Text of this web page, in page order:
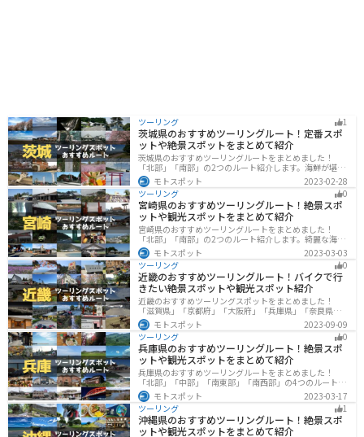
ツーリング 1
茨城県のおすすめツーリングルート！定番スポ
ットや絶景スポットをまとめて紹介
茨城県のおすすめツーリングルートをまとめました！
「北部」「南部」の2つのルート紹介します。海鮮が堪能
できる港や梅の景勝地、自然豊かな山々があるのでツー
リングにもってこいです。バイクで茨城県にツーリング
に行く際は参考にしてください。
モトスポット
2023-02-28
ツーリング
0
宮崎県のおすすめツーリングルート！絶景スポ
ットや観光スポットをまとめて紹介
宮崎県のおすすめツーリングルートをまとめました！
「北部」「南部」の2つのルート紹介します。綺麗な海岸
線が特徴的な海・自然豊かな山・趣のある神社を満喫す
るツーリングができます。バイクで宮崎県にツーリング
に行く際は参考にしてください。
モトスポット
2023-03-03
ツーリング
0
近畿のおすすめツーリングルート！バイクで行
きたい絶景スポットや観光スポット紹介
近畿のおすすめツーリングスポットをまとめました！
「滋賀県」「京都府」「大阪府」「兵庫県」「奈良県」
「和歌山」の各県の観光地紹介します。自然豊かな山々
や湖、温泉地が点在し、四季折々の景色を楽しめるスポ
ットが多数あります。バイクで近畿にツーリングに行く
際は参考にしてください。
モトスポット
2023-09-09
ツーリング
0
兵庫県のおすすめツーリングルート！絶景スポ
ットや観光スポットをまとめて紹介
兵庫県のおすすめツーリングルートをまとめました！
「北部」「中部」「南東部」「南西部」の4つのルート紹
介します。自然豊かな山を堪能できる北部と中部、街中
で海辺の南部と違った楽しみ方ができます。バイクで兵
庫県にツーリングに行く際は参考にしてください。
モトスポット
2023-03-17
ツーリング
1
沖縄県のおすすめツーリングルート！絶景スポ
ットや観光スポットをまとめて紹介